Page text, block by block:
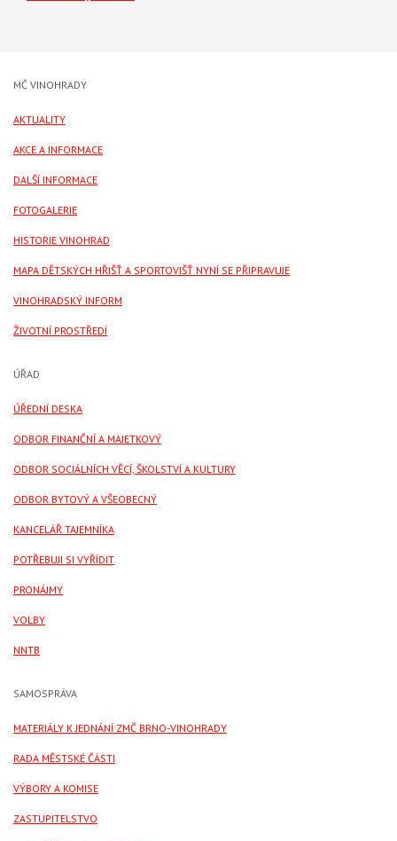
MČ VINOHRADY
AKTUALITY
AKCE A INFORMACE
DALŠÍ INFORMACE
FOTOGALERIE
HISTORIE VINOHRAD
MAPA DĚTSKÝCH HŘIŠŤ A SPORTOVIŠŤ NYNÍ SE PŘIPRAVUJE
VINOHRADSKÝ INFORM
ŽIVOTNÍ PROSTŘEDÍ
ÚŘAD
ÚŘEDNÍ DESKA
ODBOR FINANČNÍ A MAJETKOVÝ
ODBOR SOCIÁLNÍCH VĚCÍ, ŠKOLSTVÍ A KULTURY
ODBOR BYTOVÝ A VŠEOBECNÝ
KANCELÁŘ TAJEMNÍKA
POTŘEBUJI SI VYŘÍDIT
PRONÁJMY
VOLBY
NNTB
SAMOSPRÁVA
MATERIÁLY K JEDNÁNÍ ZMČ BRNO-VINOHRADY
RADA MĚSTSKÉ ČÁSTI
VÝBORY A KOMISE
ZASTUPITELSTVO